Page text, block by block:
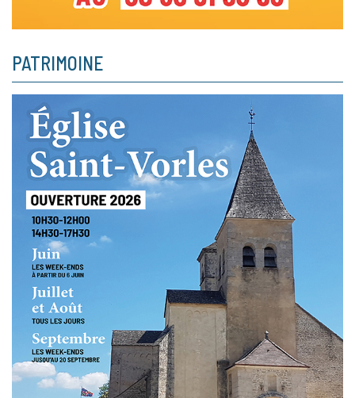
PATRIMOINE